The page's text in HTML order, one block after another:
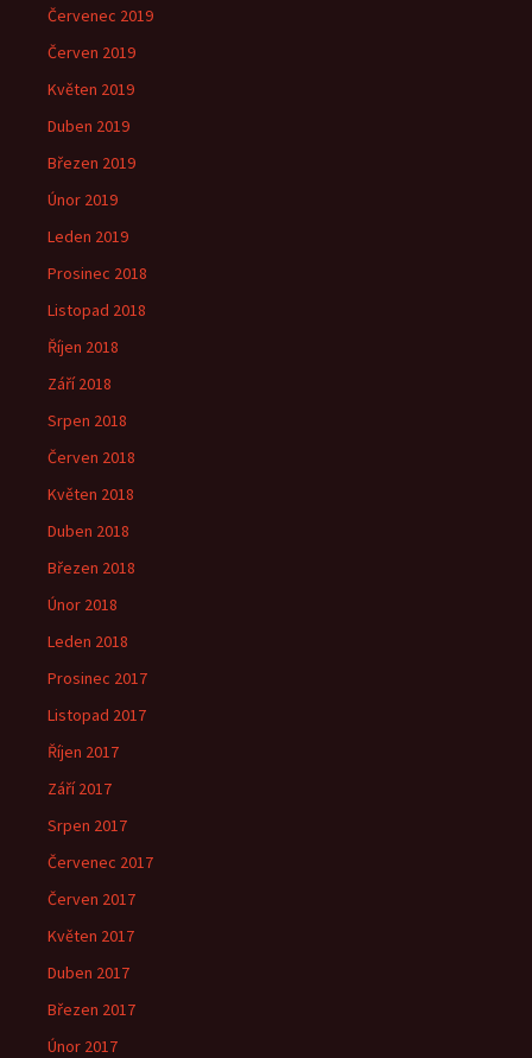
Červenec 2019
Červen 2019
Květen 2019
Duben 2019
Březen 2019
Únor 2019
Leden 2019
Prosinec 2018
Listopad 2018
Říjen 2018
Září 2018
Srpen 2018
Červen 2018
Květen 2018
Duben 2018
Březen 2018
Únor 2018
Leden 2018
Prosinec 2017
Listopad 2017
Říjen 2017
Září 2017
Srpen 2017
Červenec 2017
Červen 2017
Květen 2017
Duben 2017
Březen 2017
Únor 2017